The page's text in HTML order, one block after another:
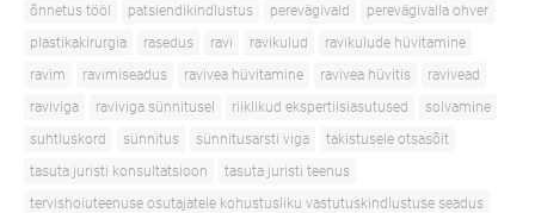
õnnetus tööl
patsiendikindlustus perevägivald
perevägivalla ohver
plastikakirurgia
rasedus ravi ravikulud
ravikulude hüvitamine
ravim
ravimiseadus ravivea hüvitamine ravivea hüvitis
ravivead
raviviga
raviviga sünnitusel riiklikud ekspertiisiasutused
solvamine
suhtluskord
sünnitus sünnitusarsti viga
takistusele otsasõit
tasuta juristi konsultatsioon
tasuta juristi teenus
tervishoiuteenuse osutajatele kohustusliku vastutuskindlustuse seadus